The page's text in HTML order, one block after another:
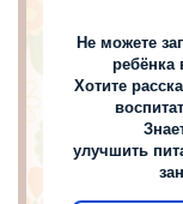
Не можете
ребёнка
Хотите
улучшить